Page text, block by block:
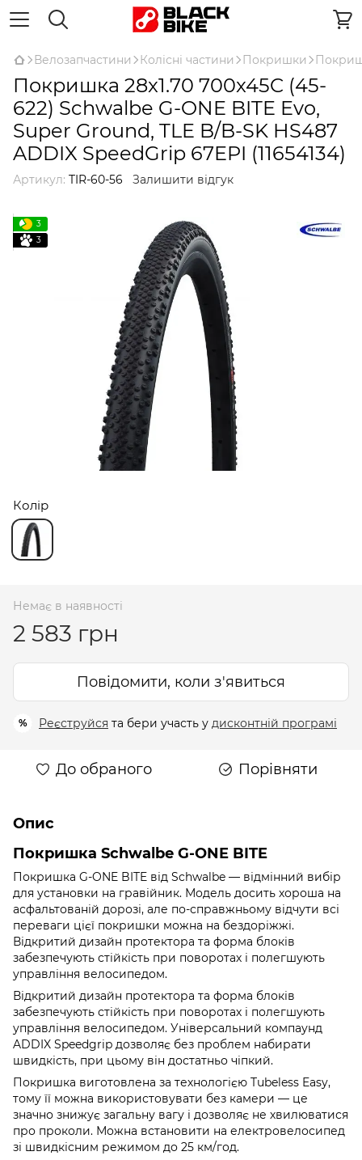
Велозапчастини Колісні частини Покришки
Покришка 28x1.70 700x45C (45-
622) Schwalbe G-ONE BITE Evo,
Super Ground, TLE B/B-SK HS487
ADDIX SpeedGrip 67EPI (11654134)
Артикул: TIR-60-56 Залишити відгук
3
3
Колір
Немає в наявності
2 583 грн
Повідомити, коли з'явиться
% Реєструйся та бери участь у дисконтній програмі
До обраного Порівняти
Опис
Покришка Schwalbe G-ONE BITE
Покришка G-ONE BITE від Schwalbe — відмінний вибір
для установки на гравійник. Модель досить хороша на
асфальтованій дорозі, але по-справжньому відчути всі
переваги цієї покришки можна на бездоріжжі.
Відкритий дизайн протектора та форма блоків
забезпечують стійкість при поворотах і полегшують
управління велосипедом.
Відкритий дизайн протектора та форма блоків
забезпечують стійкість при поворотах і полегшують
управління велосипедом. Універсальний компаунд
ADDIX Speedgrip дозволяє без проблем набирати
швидкість, при цьому він достатньо чіпкий.
Покришка виготовлена за технологією Tubeless Easy,
тому її можна використовувати без камери — це
значно знижує загальну вагу і дозволяє не хвилюватися
про проколи. Можна встановити на електровелосипед
зі швидкісним режимом до 25 км/год.